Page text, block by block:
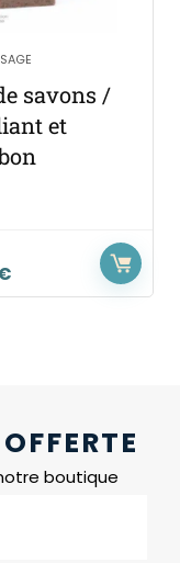
savons /
et
boutique